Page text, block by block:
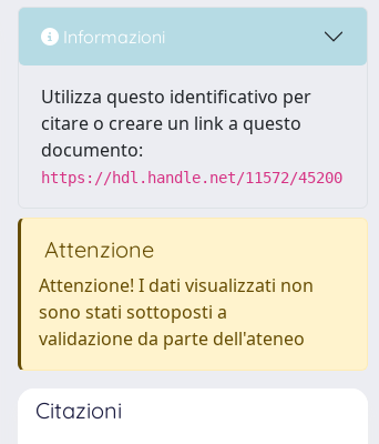
Informazioni
Utilizza questo identificativo per
citare o creare un link a questo
documento:
https://hdl.handle.net/11572/45200
Attenzione
Attenzione! I dati visualizzati non
sono stati sottoposti a
validazione da parte dell'ateneo
Citazioni